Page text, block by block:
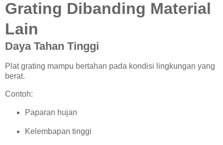
Grating Dibanding Material
Lain
Daya Tahan Tinggi
Plat grating mampu bertahan pada kondisi lingkungan yang
berat.
Contoh:
Paparan hujan
Kelembapan tinggi